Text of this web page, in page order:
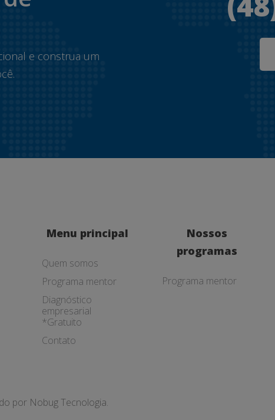
e construa um
Menu principal
Quem somos
Programa mentor
Diagnóstico
empresarial
*Gratuito
Contato
Nossos
programas
Programa mentor
por Nobug Tecnologia.